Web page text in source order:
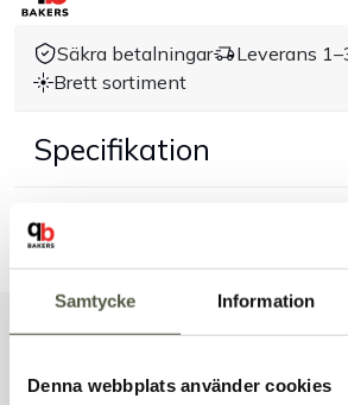
Samtycke Information
Denna webbplats använder cookies
Om Bakers
Kundtjänst
Kontakt
Säkra betalningar
Leverans
Brett sortiment
Specifikation
Dokument &